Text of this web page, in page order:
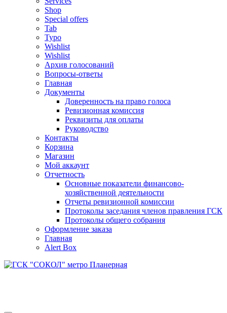
Shop
Special offers
Tab
Typo
Wishlist
Wishlist
Архив голосований
Вопросы-ответы
Главная
Документы
Доверенность на право голоса
Ревизионная комиссия
Реквизиты для оплаты
Руководство
Контакты
Корзина
Магазин
Мой аккаунт
Отчетность
Основные показатели финансово-
хозяйственной деятельности
Отчеты ревизионной комиссии
Протоколы заседания членов правления ГСК
Протоколы общего собрания
Оформление заказа
Главная
Alert Box